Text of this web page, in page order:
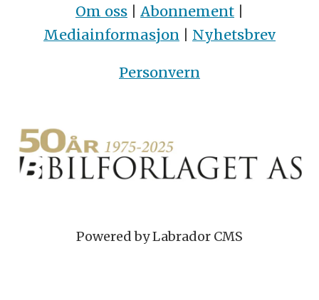
Om oss Abonnement
Mediainformasjon
Nyhetsbrev
Personvern
Powered by Labrador CMS